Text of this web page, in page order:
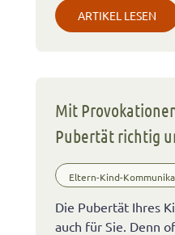
ARTIKEL LESEN
Mit
Pubertät richtig
Eltern-Kind-
Die Pubertät Ihres
auch für Sie. Denn